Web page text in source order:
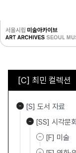
[C] 최민 컬렉션
[S] 도서 자료
[SS] 시각문
[F] 미술